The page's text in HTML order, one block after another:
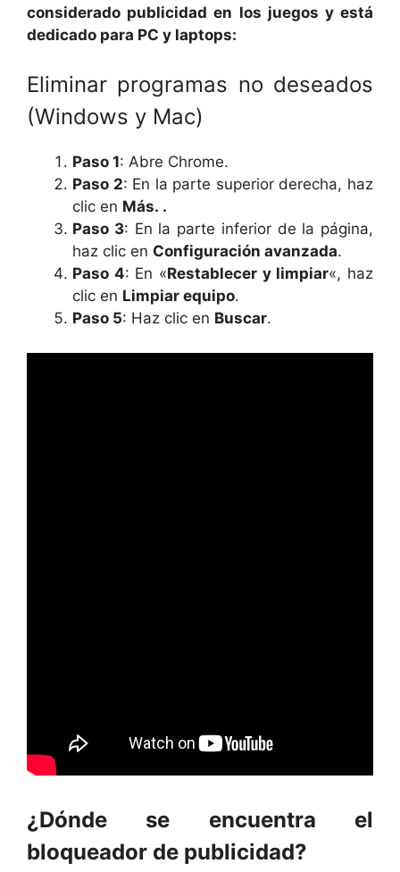
considerado publicidad en los juegos y está
dedicado para PC y laptops:
Eliminar programas no deseados
(Windows y Mac)
Paso 1: Abre Chrome.
Paso 2: En la parte superior derecha, haz
clic en Más. .
Paso 3: En la parte inferior de la página,
haz clic en Configuración avanzada.
Paso 4: En «Restablecer y limpiar«, haz
clic en Limpiar equipo.
Paso 5: Haz clic en Buscar.
¿Dónde se encuentra el
bloqueador de publicidad?